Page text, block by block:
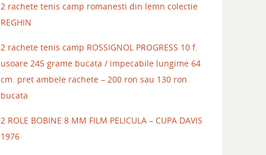
2 rachete tenis camp romanesti din lemn colectie
REGHIN
2 rachete tenis camp ROSSIGNOL PROGRESS 10 f.
usoare 245 grame bucata / impecabile lungime 64
cm. pret ambele rachete – 200 ron sau 130 ron
bucata
2 ROLE BOBINE 8 MM FILM PELICULA – CUPA DAVIS
1976